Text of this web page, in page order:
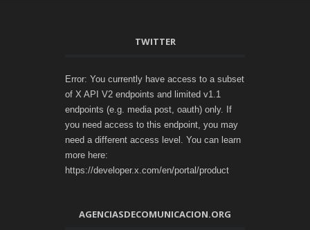
TWITTER
Error: You currently have access to a subset
of X API V2 endpoints and limited v1.1
endpoints (e.g. media post, oauth) only. If
you need access to this endpoint, you may
need a different access level. You can learn
more here:
https://developer.x.com/en/portal/product
AGENCIASDECOMUNICACION.ORG